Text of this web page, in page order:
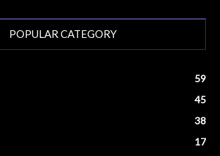
POPULAR CATEGORY
59
45
38
17